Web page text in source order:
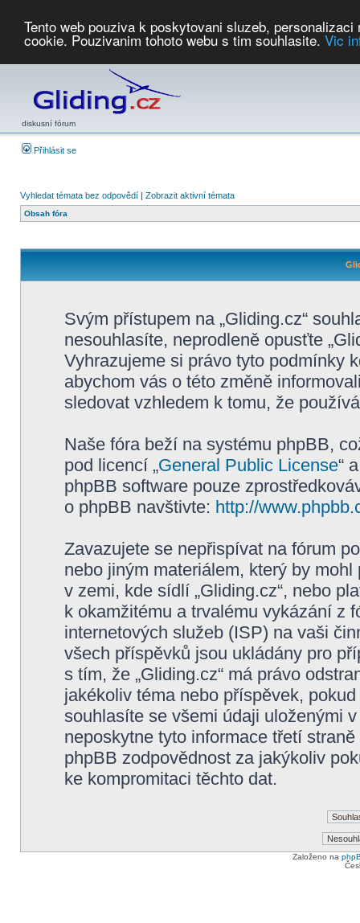
Tento web pouziva k poskytovani sluzeb,
cookie. Pouzivanim tohoto webu s tim souhlasite. Vic
diskusní fórum
Přihlásit se
Vyhledat témata bez odpovědí | Zobrazit aktivní témata
Obsah fóra
Svým přístupem na „Gliding.cz“
nesouhlasíte, neprodleně opusťte
Vyhrazujeme si právo tyto podmínky
abychom vás o této změně
sledovat vzhledem k tomu, že
Naše fóra beží na systému phpBB,
pod licencí „General Public License“
phpBB software pouze
o phpBB navštivte: http://
Zavazujete se nepřispívat na fórum
nebo jiným materiálem, který by
v zemi, kde sídlí „Gliding.cz“, nebo
k okamžitému a trvalému vykázání z
internetových služeb (ISP) na vaši
všech příspěvků jsou ukládány pro
s tím, že „Gliding.cz“ má právo
jakékoliv téma nebo příspěvek,
souhlasíte se všemi údaji uloženými
neposkytne tyto informace třetí
phpBB zodpovědnost za jakýkoliv
ke kompromitaci těchto dat.
Založeno na